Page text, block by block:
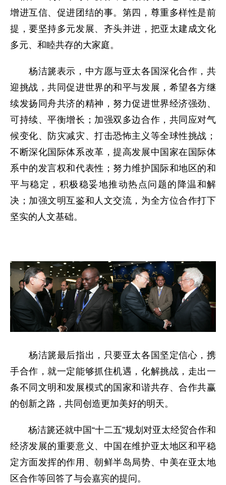
增进互信、促进团结的事。第四，尊重多样性是前
提，要坚持多元发展、齐头并进，把亚太建成文化
多元、和睦共存的大家庭。
杨洁篪表示，中方愿与亚太各国深化合作，共
迎挑战，共同促进世界的和平与发展，希望各方继
续发扬同舟共济的精神，努力促进世界经济强劲、
可持续、平衡增长；加强双多边合作，共同应对气
候变化、防灾减灾、打击恐怖主义等全球性挑战；
不断深化国际体系改革，提高发展中国家在国际体
系中的发言权和代表性；努力维护国际和地区的和
平与稳定，积极稳妥地推动热点问题的降温和解
决；加强文明互鉴和人文交流，为全方位合作打下
坚实的人文基础。
杨洁篪最后指出，只要亚太各国坚定信心，携
手合作，就一定能够抓住机遇，化解挑战，走出一
条不同文明和发展模式的国家和谐共存、合作共赢
的创新之路，共同创造更加美好的明天。
杨洁篪还就中国“十二五”规划对亚太经贸合作和
经济发展的重要意义、中国在维护亚太地区和平稳
定方面发挥的作用、朝鲜半岛局势、中美在亚太地
区合作等回答了与会嘉宾的提问。